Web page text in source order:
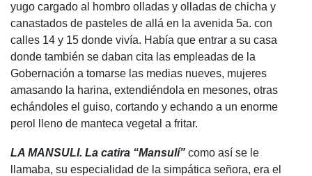
yugo cargado al hombro olladas y olladas de chicha y
canastados de pasteles de allá en la avenida 5a. con
calles 14 y 15 donde vivía. Había que entrar a su casa
donde también se daban cita las empleadas de la
Gobernación a tomarse las medias nueves, mujeres
amasando la harina, extendiéndola en mesones, otras
echándoles el guiso, cortando y echando a un enorme
perol lleno de manteca vegetal a fritar.
LA MANSULI. La catira “Mansulí” como así se le
llamaba, su especialidad de la simpática señora, era el